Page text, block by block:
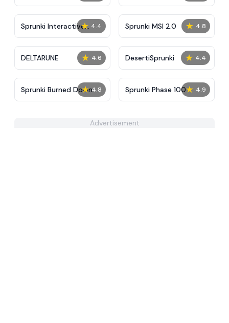
★ 4.4
Sprunki Interactive
Tunner
★ 4.8
Sprunki MSI 2.0
★ 4.6
DELTARUNE ★ 4.4
DesertiSprunki
★ 4.8
Sprunki Burned Down ★ 4.9
Sprunki Phase 100
Advertisement